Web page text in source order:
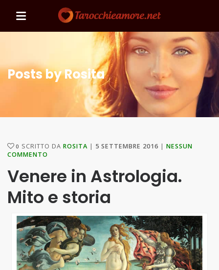
Posts by Rosita
0 SCRITTO DA ROSITA 5 SETTEMBRE 2016
NESSUN
COMMENTO
Venere in Astrologia.
Mito e storia